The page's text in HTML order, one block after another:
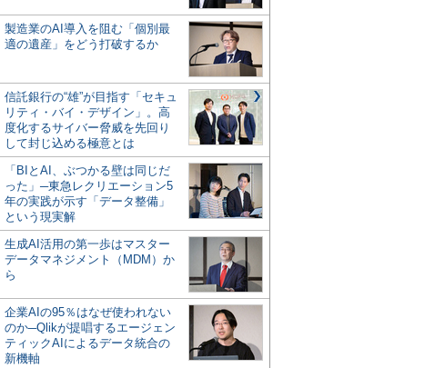
製造業のAI導入を阻む「個別最
適の遺産」をどう打破するか
信託銀行の“雄”が目指す「セキュ
リティ・バイ・デザイン」。高
度化するサイバー脅威を先回り
して封じ込める極意とは
「BIとAI、ぶつかる壁は同じだ
った」─東急レクリエーション5
年の実践が示す「データ整備」
という現実解
生成AI活用の第一歩はマスター
データマネジメント（MDM）か
ら
企業AIの95％はなぜ使われない
のか─Qlikが提唱するエージェン
ティックAIによるデータ統合の
新機軸